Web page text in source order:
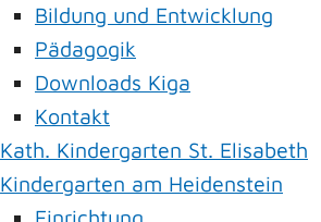
Bildung und Entwicklung
Pädagogik
Downloads Kiga
Kontakt
Kath. Kindergarten St. Elisabeth
Kindergarten am Heidenstein
Einrichtung